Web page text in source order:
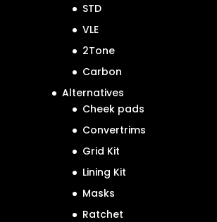
STD
VLE
2Tone
Carbon
Alternatives
Cheek pads
Convertrims
Grid Kit
Lining Kit
Masks
Ratchet